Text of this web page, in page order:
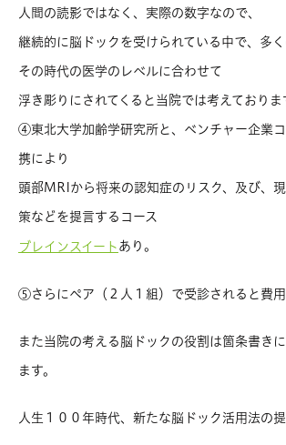
人間の読影ではなく、実際の数字なので、
継続的に脳ドックを受けられている中で、多く
その時代の医学のレベルに合わせて
浮き彫りにされてくると当院では考えておりま
④東北大学加齢学研究所と、ベンチャー企業
携により
頭部MRIから将来の認知症のリスク、及び、
策などを提言するコース
ブレインスイート あり。
⑤さらにペア（２人１組）で受診されると費用
また当院の考える脳ドックの役割は箇条書き
ます。
人生１００年時代、新たな脳ドック活用法の